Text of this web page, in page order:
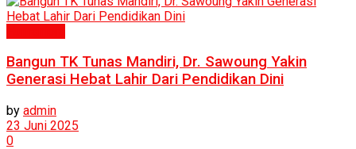
Bangun TK Tunas Mandiri, Dr. Sawoung Yakin
Generasi Hebat Lahir Dari Pendidikan Dini
by admin
23 Juni 2025
0